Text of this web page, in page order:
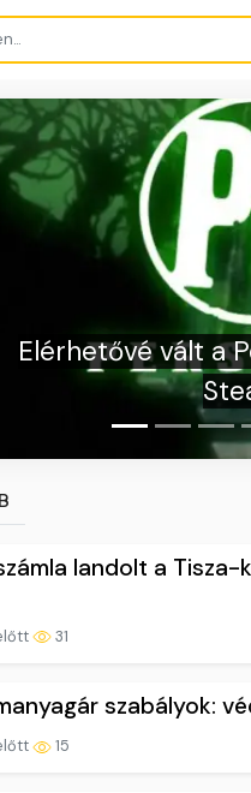
A The
landolt a
31
szabályok:
15